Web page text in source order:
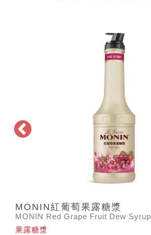
MONIN紅葡萄果露糖漿
MONIN Red Grape Fruit Dew Syrup
果露糖漿